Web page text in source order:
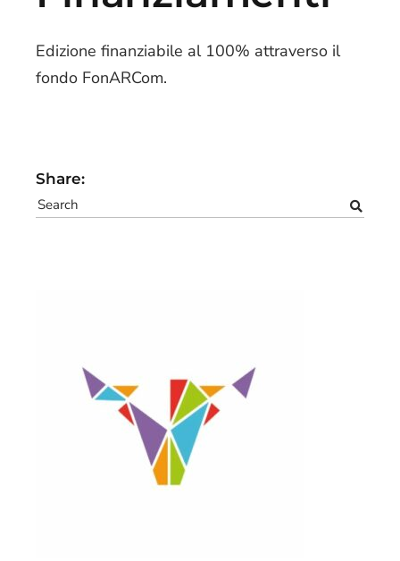
Edizione finanziabile al 100% attraverso il
fondo FonARCom.
Share: